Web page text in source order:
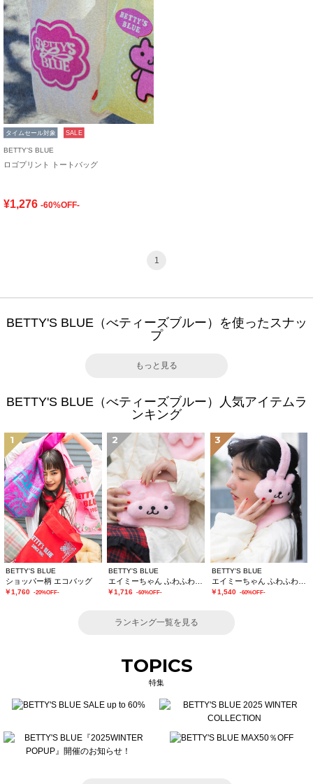
タイムセール対象 SALE
BETTY'S BLUE
ロゴプリント トートバッグ
¥1,276 -60%OFF-
1
BETTY'S BLUE（べティーズブルー）を使ったスナッ
プ
もっと見る
BETTY'S BLUE（べティーズブルー）人気アイテムラ
ンキング
1
BETTY'S BLUE
ショッパー柄 エコバッグ
￥1,760 -20%OFF-
2
BETTY'S BLUE
￥1,716 -60%OFF-
3
BETTY'S BLUE
エイミーちゃん ふわふわイヤーマフ
￥1,540 -60%OFF-
ランキング一覧を見る
TOPICS
特集